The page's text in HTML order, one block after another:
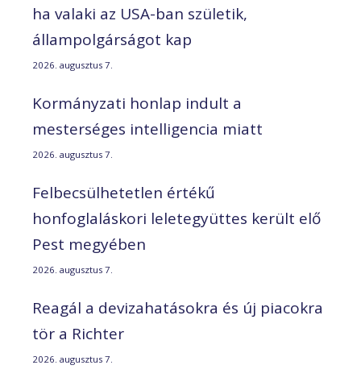
ha valaki az USA-ban születik,
állampolgárságot kap
2026. augusztus 7.
Kormányzati honlap indult a
mesterséges intelligencia miatt
2026. augusztus 7.
Felbecsülhetetlen értékű
honfoglaláskori leletegyüttes került elő
Pest megyében
2026. augusztus 7.
Reagál a devizahatásokra és új piacokra
tör a Richter
2026. augusztus 7.